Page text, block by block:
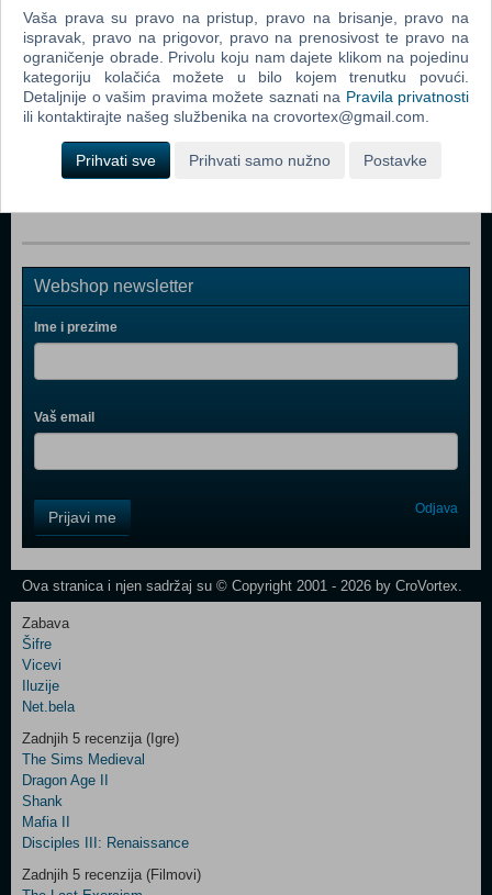
Arcade Collection (PC)
Best Of Games Arcade (PC)
Bubu Kong (PC)
Caroline's Garden (PC)
Plentypede (PC)
Webshop newsletter
Ime i prezime
Vaš email
Field
One
Newsletter
Control
Field
Two
Newsletter
Control
Field
Three
Newsletter
Prijavi me Odjava
Ova stranica i njen sadržaj su © Copyright 2001 - 2026 by CroVortex.
Zabava
Šifre
Vicevi
Iluzije
Net.bela
Zadnjih 5 recenzija (Igre)
The Sims Medieval
Dragon Age II
Shank
Mafia II
Disciples III: Renaissance
Zadnjih 5 recenzija (Filmovi)
Vaša prava su pravo na pristup, pravo na brisanje, pravo na
ispravak, pravo na prigovor, pravo na prenosivost te pravo na
ograničenje obrade. Privolu koju nam dajete klikom na pojedinu
kategoriju kolačića možete u bilo kojem trenutku povući.
Detaljnije o vašim pravima možete saznati na Pravila privatnosti
ili kontaktirajte našeg službenika na crovortex@gmail.com.
Prihvati sve Prihvati samo nužno Postavke